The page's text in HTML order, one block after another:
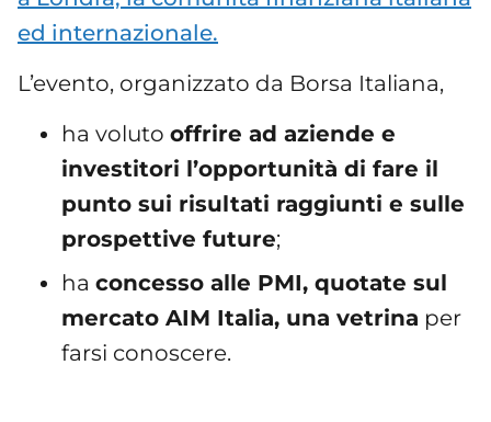
ed internazionale.
L’evento, organizzato da Borsa Italiana,
ha voluto offrire ad aziende e
investitori l’opportunità di fare il
punto sui risultati raggiunti e sulle
prospettive future;
ha concesso alle PMI, quotate sul
mercato AIM Italia, una vetrina per
farsi conoscere.